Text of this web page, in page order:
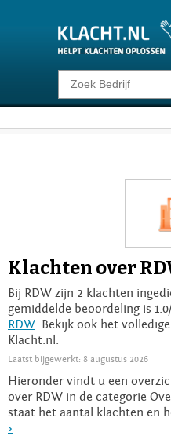
Klacht melden
Login
Klachten over
Bij RDW zijn 2 klachten
gemiddelde beoordeling is 1.0/
RDW . Bekijk ook het volledige
Klacht.nl.
Laatst bijgewerkt: 8 augustus 2026
Hieronder vindt u een
over RDW in de categorie
staat het aantal klachten en
>